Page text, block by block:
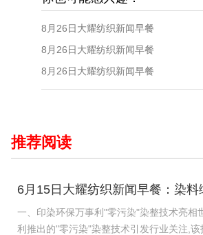
8月26日大耀纺织新闻早餐
8月26日大耀纺织新闻早餐
8月26日大耀纺织新闻早餐
推荐阅读
6月15日大耀纺织新闻早餐：染
一、印染环保万事利"零污染"染整技术亮
利推出的"零污染"染整技术引发行业关注,